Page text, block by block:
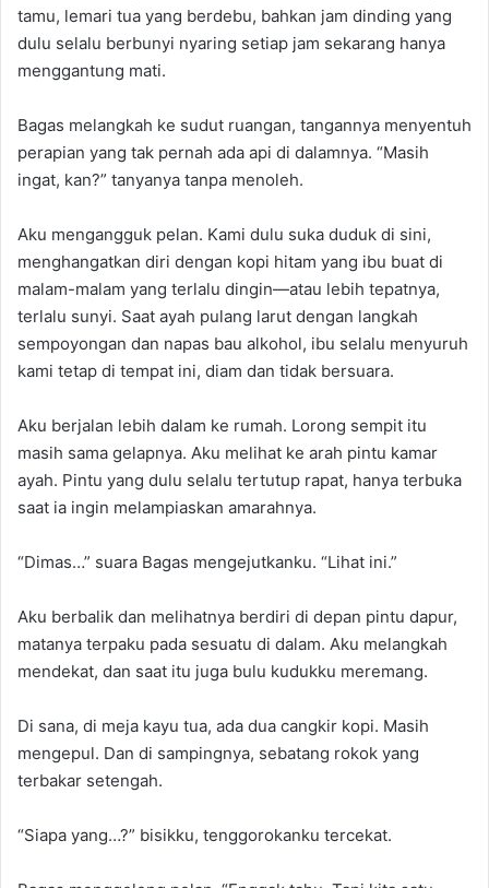
tamu, lemari tua yang berdebu, bahkan jam dinding yang
dulu selalu berbunyi nyaring setiap jam sekarang hanya
menggantung mati.
Bagas melangkah ke sudut ruangan, tangannya menyentuh
perapian yang tak pernah ada api di dalamnya. “Masih
ingat, kan?” tanyanya tanpa menoleh.
Aku mengangguk pelan. Kami dulu suka duduk di sini,
menghangatkan diri dengan kopi hitam yang ibu buat di
malam-malam yang terlalu dingin—atau lebih tepatnya,
terlalu sunyi. Saat ayah pulang larut dengan langkah
sempoyongan dan napas bau alkohol, ibu selalu menyuruh
kami tetap di tempat ini, diam dan tidak bersuara.
Aku berjalan lebih dalam ke rumah. Lorong sempit itu
masih sama gelapnya. Aku melihat ke arah pintu kamar
ayah. Pintu yang dulu selalu tertutup rapat, hanya terbuka
saat ia ingin melampiaskan amarahnya.
“Dimas…” suara Bagas mengejutkanku. “Lihat ini.”
Aku berbalik dan melihatnya berdiri di depan pintu dapur,
matanya terpaku pada sesuatu di dalam. Aku melangkah
mendekat, dan saat itu juga bulu kudukku meremang.
Di sana, di meja kayu tua, ada dua cangkir kopi. Masih
mengepul. Dan di sampingnya, sebatang rokok yang
terbakar setengah.
“Siapa yang…?” bisikku, tenggorokanku tercekat.